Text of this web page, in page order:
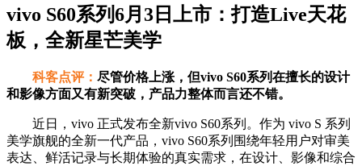
vivo S60系列6月3日上市：打造Live天花
板，全新星芒美学
科客点评： 尽管价格上涨，但vivo S60系列在擅长的设计
和影像方面又有新突破，产品力整体而言还不错。
近日，vivo 正式发布全新vivo S60系列。作为 vivo S 系列
美学旗舰的全新一代产品，vivo S60系列围绕年轻用户对审美
表达、鲜活记录与长期体验的真实需求，在设计、影像和综合